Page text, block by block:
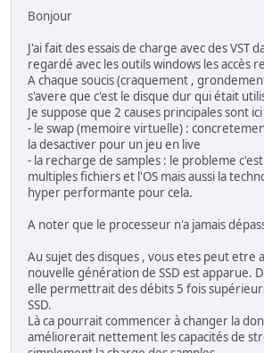
Bonjour
J'ai fait des essais de charge avec des VST
regardé avec les outils windows les accès
A chaque soucis (craquement ,
s'avere que c'est le disque dur qui était
Je suppose que 2 causes principales sont
- le swap (memoire virtuelle) :
la desactiver pour un jeu en live
- la recharge de samples : le probleme
multiples fichiers et l'OS mais aussi la
hyper performante pour cela.
A noter que le processeur n'a jamais
Au sujet des disques , vous etes peut etre
nouvelle génération de SSD est apparue.
elle permettrait des débits 5 fois
SSD.
Là ca pourrait commencer à changer la
améliorerait nettement les capacités de